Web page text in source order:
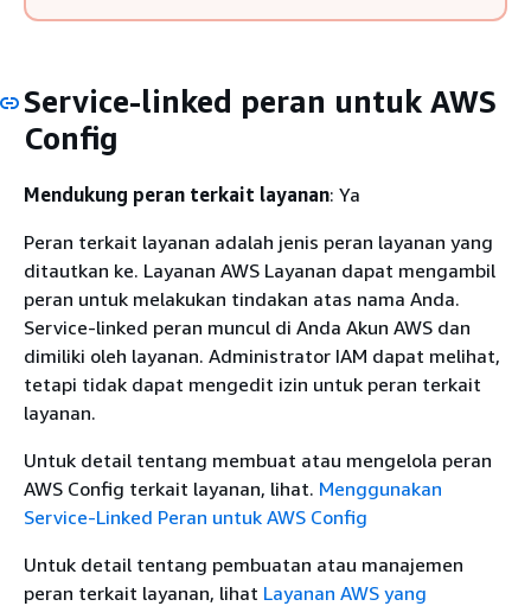
Service-linked peran untuk AWS
Config
Mendukung peran terkait layanan: Ya
Peran terkait layanan adalah jenis peran layanan yang
ditautkan ke. Layanan AWS Layanan dapat mengambil
peran untuk melakukan tindakan atas nama Anda.
Service-linked peran muncul di Anda Akun AWS dan
dimiliki oleh layanan. Administrator IAM dapat melihat,
tetapi tidak dapat mengedit izin untuk peran terkait
layanan.
Untuk detail tentang membuat atau mengelola peran
AWS Config terkait layanan, lihat. Menggunakan
Service-Linked Peran untuk AWS Config
Untuk detail tentang pembuatan atau manajemen
peran terkait layanan, lihat Layanan AWS yang